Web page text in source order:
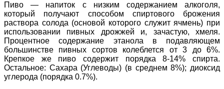
Пиво — напиток с низким содержанием алкоголя,
который получают способом спиртового брожения
раствора солода (основой которого служит ячмень) при
использовании пивных дрожжей и, зачастую, хмеля.
Процентное содержание этанола в подавляющем
большинстве пивных сортов колеблется от 3 до 6%.
Крепкое же пиво содержит порядка 8-14% спирта.
Остальное: Сахара (Углеводы) (в среднем 8%); диоксид
углерода (порядка 0.7%).